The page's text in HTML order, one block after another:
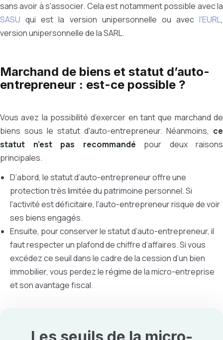
sans avoir à s'associer. Cela est notamment possible avec la
SASU qui est la version unipersonnelle ou avec l'EURL,
version unipersonnelle de la SARL.
Marchand de biens et statut d’auto-
entrepreneur : est-ce possible ?
Vous avez la possibilité d’exercer en tant que marchand de
biens sous le statut d'auto-entrepreneur. Néanmoins, ce
statut n’est pas recommandé pour deux raisons
principales.
D’abord, le statut d’auto-entrepreneur offre une
protection très limitée du patrimoine personnel. Si
l'activité est déficitaire, l'auto-entrepreneur risque de voir
ses biens engagés.
Ensuite, pour conserver le statut d’auto-entrepreneur, il
faut respecter un plafond de chiffre d’affaires. Si vous
excédez ce seuil dans le cadre de la cession d’un bien
immobilier, vous perdez le régime de la micro-entreprise
et son avantage fiscal.